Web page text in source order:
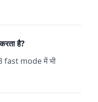
है?
fast mode में भी